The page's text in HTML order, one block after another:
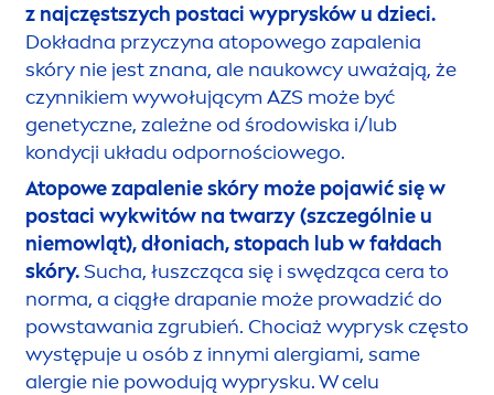
z najczęstszych postaci wyprysków u dzieci.
Dokładna przyczyna atopowego zapalenia
skóry nie jest znana, ale naukowcy uważają, że
czynnikiem wywołującym AZS może być
genetyczne, zależne od środowiska i/lub
kondycji układu odpornościowego.
Atopowe zapalenie skóry może pojawić się w
postaci wykwitów na twarzy (szczególnie u
niemowląt), dłoniach, stopach lub w fałdach
skóry.Sucha, łuszcząca się i swędząca cera to
norma, a ciągłe drapanie może prowadzić do
powstawania zgrubień. Chociaż wyprysk często
występuje u osób z innymi alergiami, same
alergie nie powodują wyprysku. W celu